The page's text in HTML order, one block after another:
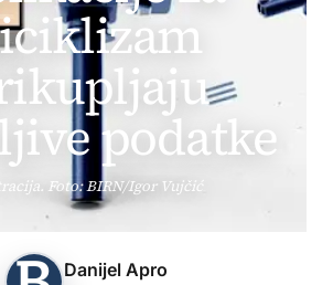
podatke
Foto: BIRN/Igor Vujčić
Danijel Apro